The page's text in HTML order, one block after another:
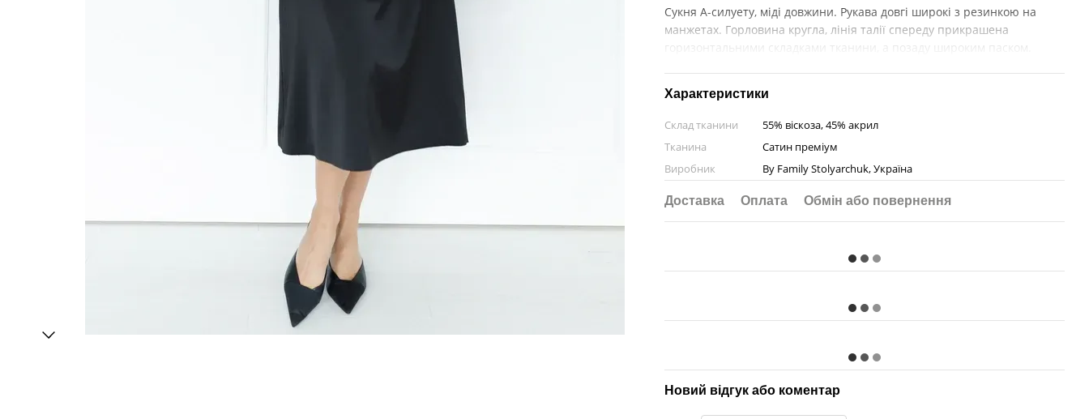
Сукня А-силуету, міді довжини. Рукава довгі широкі з резинкою на
манжетах. Горловина кругла, лінія талії спереду прикрашена
горизонтальними складками тканини, а позаду широким паском.
Характеристики
Склад тканини
55% віскоза, 45% акрил
Тканина
Сатин преміум
Виробник
By Family Stolyarchuk, Україна
Доставка Оплата Обмін або повернення
Новий відгук або коментар